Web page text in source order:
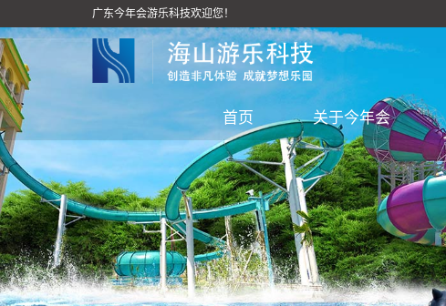
广东今年会游乐科技欢迎您！
首页 关于今年会